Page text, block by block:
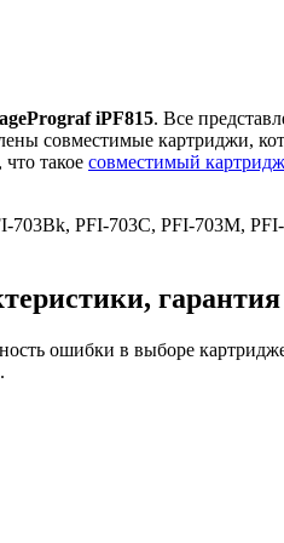
iPF815. Все
совместимые картриджи,
такое совместимый картридж
PFI-703C, PFI-703M,
гарантия
ошибки в выборе